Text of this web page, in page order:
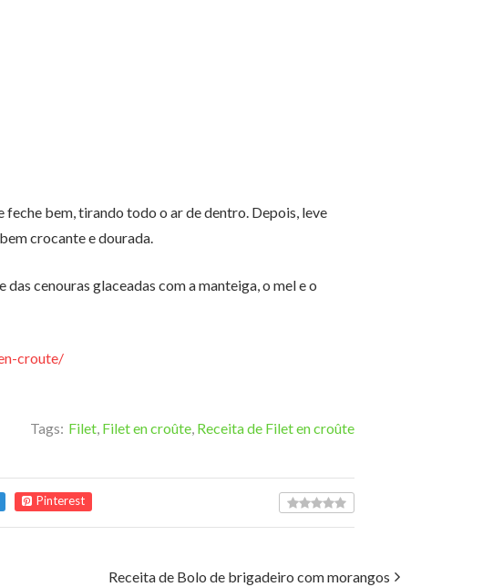
feche bem, tirando todo o ar de dentro. Depois, leve
crocante e dourada.
cenouras glaceadas com a manteiga, o mel e o
croute/
Tags: Filet, Filet en croûte, Receita de Filet en croûte
Pinterest
Receita de Bolo de brigadeiro com morangos